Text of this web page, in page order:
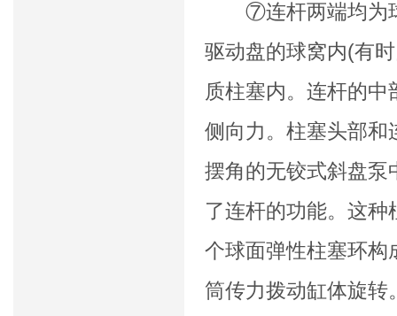
⑦连杆两端均为球
驱动盘的球窝内(有
质柱塞内。连杆的
侧向力。柱塞头部和
摆角的无铰式斜盘泵
了连杆的功能。这
个球面弹性柱塞环构
筒传力拨动缸体旋转